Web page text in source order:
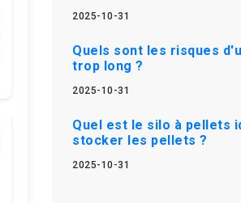
2025-10-31
Quels sont les risques
trop long ?
2025-10-31
Quel est le silo à pellets
stocker les pellets ?
2025-10-31